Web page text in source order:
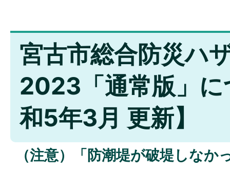
宮古市総合防災ハ
2023「通常版」に
和5年3月 更新】
（注意）「防潮堤が破堤しなか